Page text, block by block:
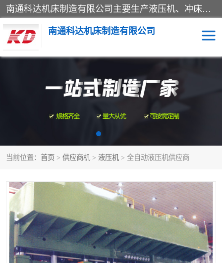
南通科达机床制造有限公司主要生产液压机、冲床、压力机等产品；本公司采用现代化企业的管理方法进行管理，立足于产品的质量管理，以优秀的品质、新颖的设计、合理的价格、完善的服务赢得广大客户的充分信赖和良好的口碑。领导层将运用科学管理方法及长期积累下来的经验和广泛领域吸取来新的技术不断调整产品结构，为市场提供精良的各类机械设备。企业将坚持与国内外各界朋友，真诚合作，共创辉煌。
南通科达机床制造有限公司
当前位置： 首页 > 供应商机 > 液压机 > 全自动液压机供应商
四柱液压机 液压机
卷板机